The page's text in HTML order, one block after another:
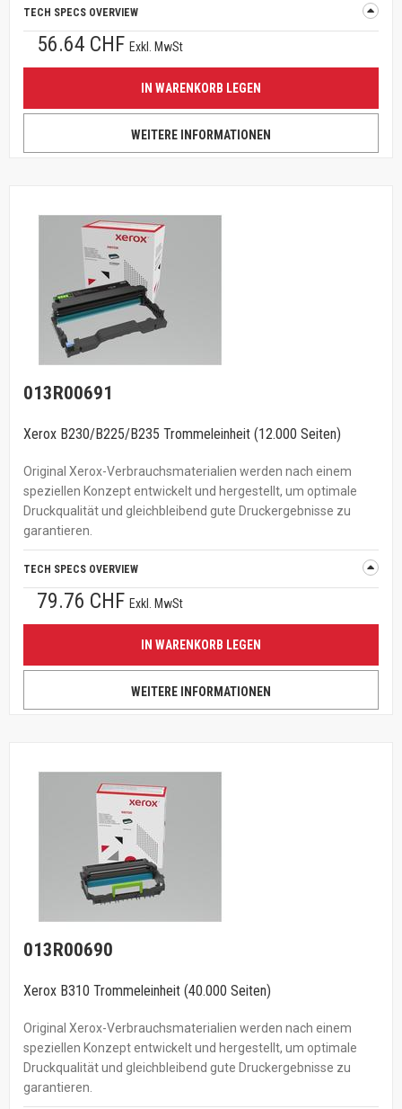
TECH SPECS OVERVIEW
56.64 CHF Exkl. MwSt
IN WARENKORB LEGEN
WEITERE INFORMATIONEN
013R00691
Xerox B230/B225/B235 Trommeleinheit (12.000 Seiten)
Original Xerox-Verbrauchsmaterialien werden nach einem
speziellen Konzept entwickelt und hergestellt, um optimale
Druckqualität und gleichbleibend gute Druckergebnisse zu
garantieren.
TECH SPECS OVERVIEW
79.76 CHF Exkl. MwSt
IN WARENKORB LEGEN
WEITERE INFORMATIONEN
013R00690
Xerox B310 Trommeleinheit (40.000 Seiten)
Original Xerox-Verbrauchsmaterialien werden nach einem
speziellen Konzept entwickelt und hergestellt, um optimale
Druckqualität und gleichbleibend gute Druckergebnisse zu
garantieren.